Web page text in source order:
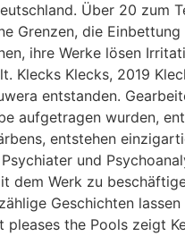
Über 20 zum
Grenzen, die
ihre Werke lösen
Klecks Klecks, 2019
entstanden.
aufgetragen wurden,
entstehen
und
Werk zu
Geschichten
the Pools zeigt